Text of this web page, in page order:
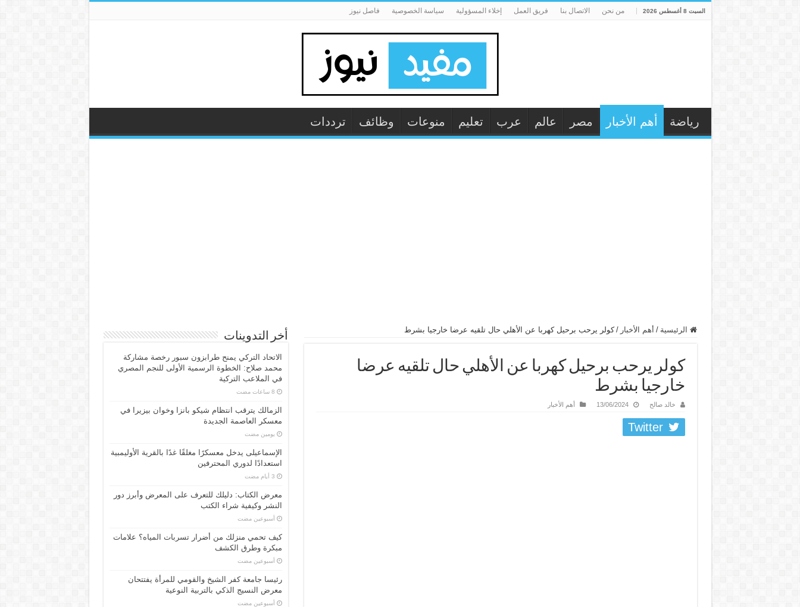
السبت 8 أغسطس 2026 من نحن الاتصال بنا فريق العمل إخلاء المسؤولية سياسة الخصوصية فاصل نيوز
رياضة أهم الأخبار مصر عالم عرب تعليم منوعات وظائف ترددات
الرئيسية / أهم الأخبار / كولر يرحب برحيل كهربا عن الأهلي حال تلقيه عرضا خارجيا بشرط
كولر يرحب برحيل كهربا عن الأهلي حال تلقيه عرضا
خارجيا بشرط
خالد صالح 13/06/2024 أهم الأخبار
Twitter
أخر التدوينات
الاتحاد التركي يمنح طرابزون سبور رخصة مشاركة
محمد صلاح: الخطوة الرسمية الأولى للنجم المصري
في الملاعب التركية
الزمالك يترقب انتظام شيكو بانزا وخوان بيزيرا في
معسكر العاصمة الجديدة
‏يومين مضت
الإسماعیلی یدخل معسكرًا مغلقًا غدًا بالقرية الأوليمبية
استعدادًا لدوري المحترفين
معرض الكتاب: دليلك للتعرف على المعرض وأبرز دور
النشر وكيفية شراء الكتب
‏أسبوعين مضت
كيف تحمي منزلك من أضرار تسربات المياه؟ علامات
مبكرة وطرق الكشف
‏أسبوعين مضت
رئيسا جامعة كفر الشيخ والقومي للمرأة يفتتحان
معرض النسيج الذكي بالتربية النوعية
‏أسبوعين مضت